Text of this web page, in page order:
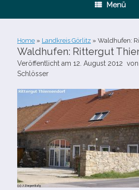
Menü
Home » Landkreis Görlitz » Waldhufen:
Waldhufen: Rittergut
Veröffentlicht am 12. August 2012 von
Schlösser